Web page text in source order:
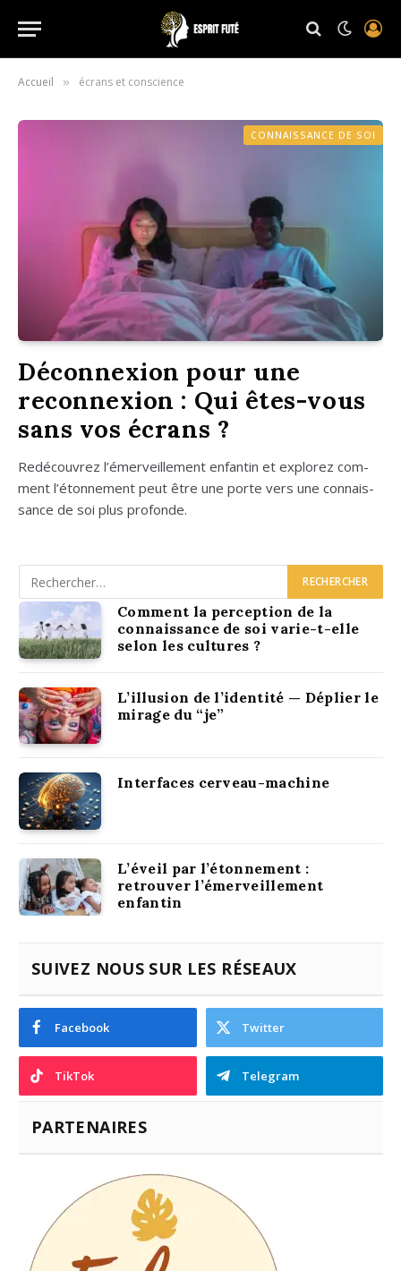
Accueil » écrans et conscience
CONNAISSANCE DE SOI
Déconnexion pour une
reconnexion : Qui êtes-vous
sans vos écrans ?
Redé­cou­vrez l’é­mer­veille­ment enfan­tin et explo­rez com­
ment l’é­ton­ne­ment peut être une porte vers une connais­
sance de soi plus pro­fonde.
Comment la perception de la
connaissance de soi varie-t-elle
selon les cultures ?
L’illusion de l’identité — Déplier le
mirage du “je”
Interfaces cerveau-machine
L’éveil par l’étonnement :
retrouver l’émerveillement
enfantin
SUIVEZ NOUS SUR LES RÉSEAUX
Facebook Twitter
TikTok Telegram
PARTENAIRES